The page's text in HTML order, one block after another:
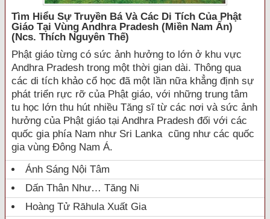
Tìm Hiểu Sự Truyền Bá Và Các Di Tích Của Phật
Giáo Tại Vùng Andhra Pradesh (miền Nam Ấn)
(ncs. Thích Nguyên Thế)
Phật giáo từng có sức ảnh hưởng to lớn ở khu vực
Andhra Pradesh trong một thời gian dài. Thông qua
các di tích khảo cổ học đã một lần nữa khẳng định sự
phát triển rực rỡ của Phật giáo, với những trung tâm
tu học lớn thu hút nhiều Tăng sĩ từ các nơi và sức ảnh
hưởng của Phật giáo tại Andhra Pradesh đối với các
quốc gia phía Nam như Sri Lanka cũng như các quốc
gia vùng Đông Nam Á.
Ánh Sáng Nội Tâm
Dấn Thân Như… Tăng Ni
Hoàng Tử Rāhula Xuất Gia